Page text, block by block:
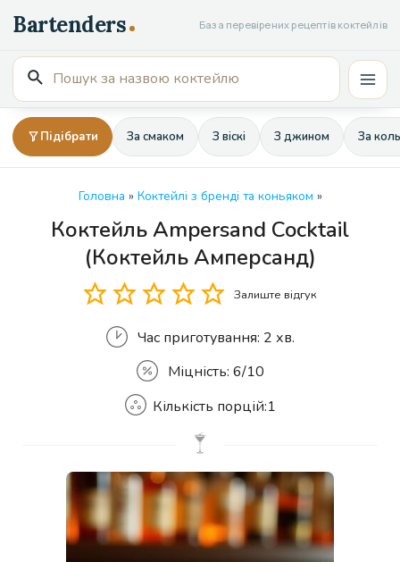
до
вмісту
База перевірених рецептів коктейлів
Пошук
для:
Підібрати За смаком З віскі З джином За
Головна » Коктейлі з бренді та коньяком »
Коктейль Ampersand Cocktail
(Коктейль Амперсанд)
Залиште відгук
Час приготування: 2 хв.
Міцність: 6/10
Кількість
Кількість порцій:1